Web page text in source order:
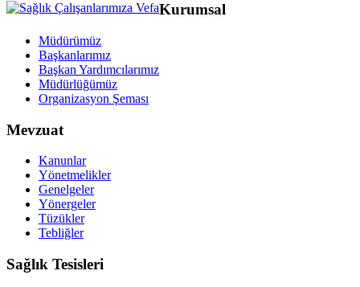
Kurumsal
Müdürümüz
Başkanlarımız
Başkan Yardımcılarımız
Müdürlüğümüz
Organizasyon Şeması
Mevzuat
Kanunlar
Yönetmelikler
Genelgeler
Yönergeler
Tüzükler
Tebliğler
Sağlık Tesisleri